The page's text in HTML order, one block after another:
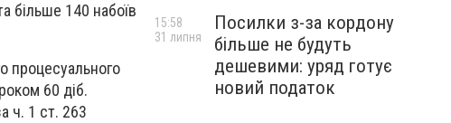
більше 140 набоїв
процесуального
60 діб.
ч. 1 ст. 263
Посилки з-за кордону
більше не будуть
дешевими: уряд готує
новий податок
15:58
31 липня